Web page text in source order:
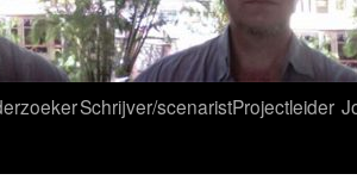
Schrijver/scenaristProjectleider